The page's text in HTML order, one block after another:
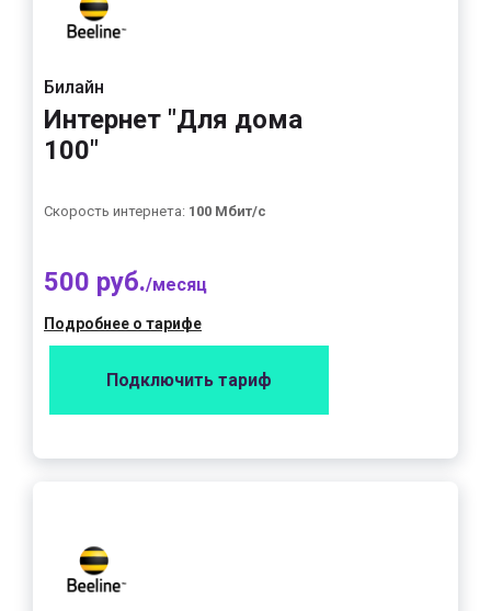
Билайн
Интернет "Для дома
100"
Скорость интернета: 100 Мбит/с
500 руб./месяц
Подробнее о тарифе
Подключить тариф